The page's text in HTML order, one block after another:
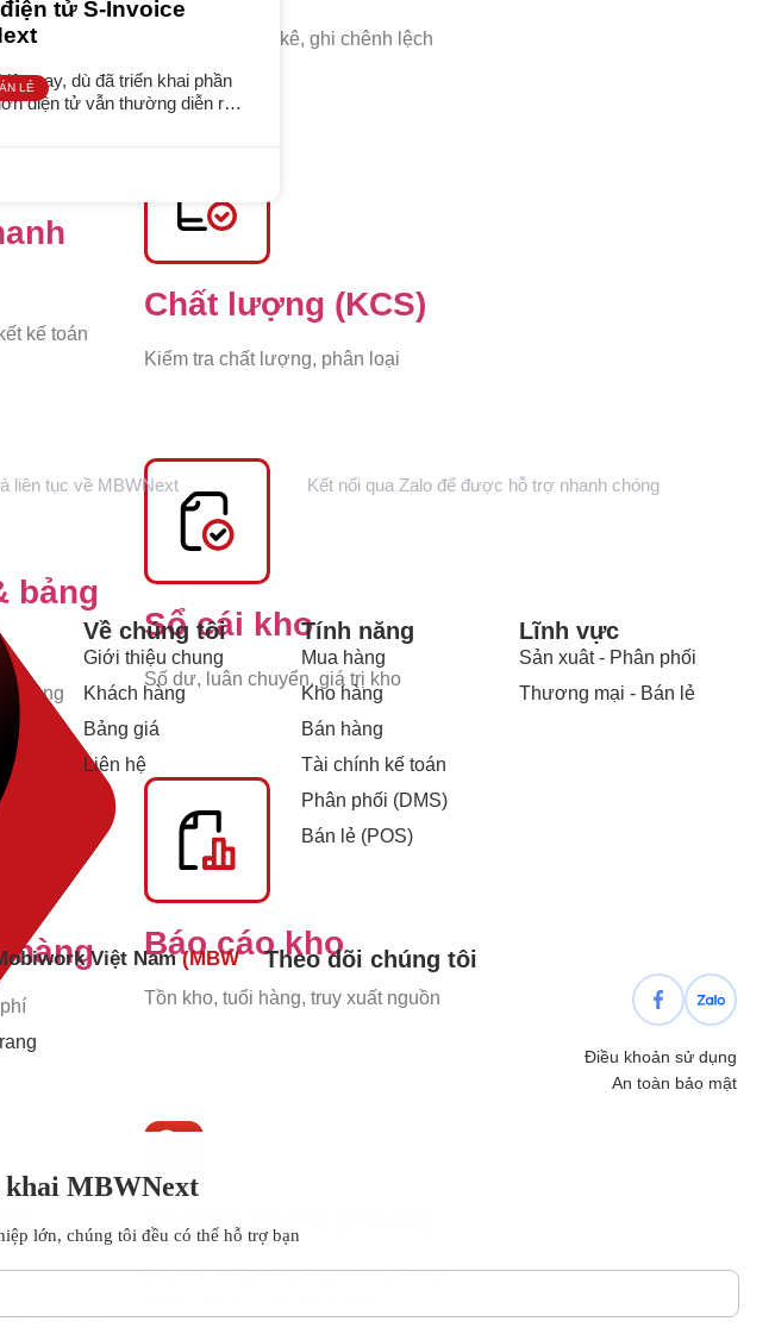
kế toán
bảng
đồng
hàng
Tạo phiếu kiểm kê, ghi chênh lệch
Chất lượng (KCS)
Kiểm tra chất lượng, phân loại
Sổ cái kho
Số dư, luân chuyển, giá trị kho
Báo cáo kho
Tồn kho, tuổi hàng, truy xuất nguồn
- kế toán
PHÂN PHỐI (DMS)
Quản lý chuyên sâu kênh phân phối,
LẺ
tử S-Invoice
nay, dù đã triển khai phần
điện tử vẫn thường diễn ra
liên tục về MBWNext Kết nối qua Zalo để được hỗ trợ nhanh chóng
Về chúng tôi
Giới thiệu chung
Khách hàng
Bảng giá
Liên hệ
Tính năng
Mua hàng
Kho hàng
Bán hàng
Tài chính kế toán
Phân phối (DMS)
Bán lẻ (POS)
Lĩnh vực
Sản xuât - Phân phối
Thương mại - Bán lẻ
Việt Nam(MBW
Theo dõi chúng tôi
Điều khoản sử dụng
An toàn bảo mật
MBWNext
lớn, chúng tôi đều có thể hỗ trợ bạn